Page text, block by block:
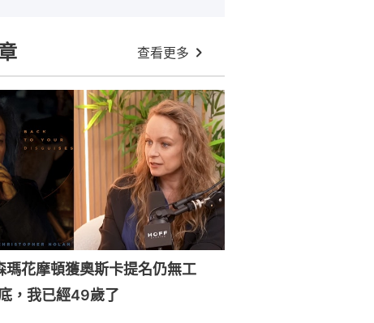
查看更多
瑪花摩頓獲奧斯卡提名仍無工
，我已經49歲了